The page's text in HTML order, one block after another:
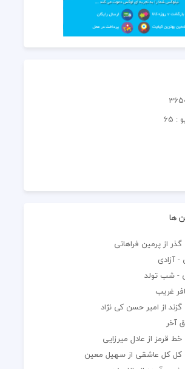
ها
از پرمین فراهانی
- آزادی
- شب تولد
غریب
از امیر حسن کی نژاد
آخر
قرمز از عادل میرزایی
کل کل عاشقی از سهیل معین